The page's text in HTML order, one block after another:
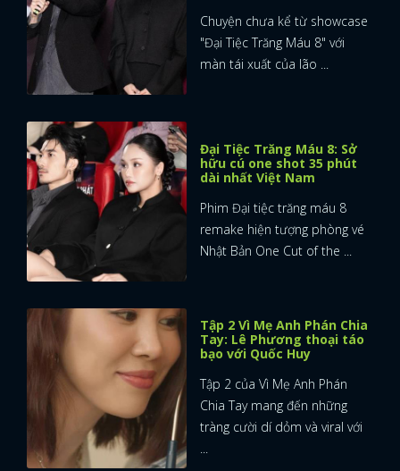
Chuyện chưa kể từ showcase
"Đại Tiệc Trăng Máu 8" với
màn tái xuất của lão ...
Đại Tiệc Trăng Máu 8: Sở
hữu cú one shot 35 phút
dài nhất Việt Nam
Phim Đại tiệc trăng máu 8
remake hiện tượng phòng vé
Nhật Bản One Cut of the ...
Tập 2 Vì Mẹ Anh Phán Chia
Tay: Lê Phương thoại táo
bạo với Quốc Huy
Tập 2 của Vì Mẹ Anh Phán
Chia Tay mang đến những
tràng cười dí dỏm và viral với